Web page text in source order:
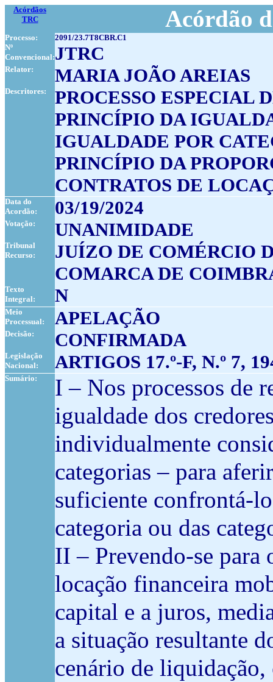
Acórdãos
TRC
Acórdão
Processo:
2091/23.7T8CBR.C1
Nº
Convencional:JTRC
Relator: MARIA JOÃO AREIAS
Descritores:
PROCESSO ESPECIAL
PRINCÍPIO DA
IGUALDADE POR
PRINCÍPIO DA
CONTRATOS DE
Data do
Acordão:
03/19/2024
Votação: UNANIMIDADE
Tribunal
Recurso:
JUÍZO DE COMÉRCIO
COMARCA DE
Texto
Integral:
N
Meio
Processual:
APELAÇÃO
Decisão: CONFIRMADA
Legislação
Nacional:
ARTIGOS 17.º-F, N.º 7,
Sumário:
I – Nos processos de
igualdade dos
individualmente
categorias – para
suficiente confrontá-
categoria ou das
II – Prevendo-se para
locação financeira
capital e a juros,
a situação resultante
cenário de liquidação,